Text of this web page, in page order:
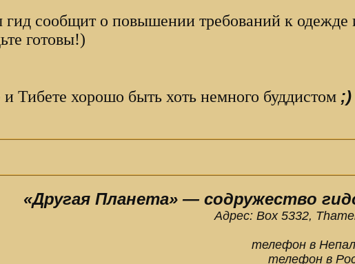
гид сообщит о повышении требований к одежде
готовы!)
Тибете хорошо быть хоть немного буддистом ;)
«Другая Планета» — содружество
Адрес: Box 5332,
телефон в
телефон в